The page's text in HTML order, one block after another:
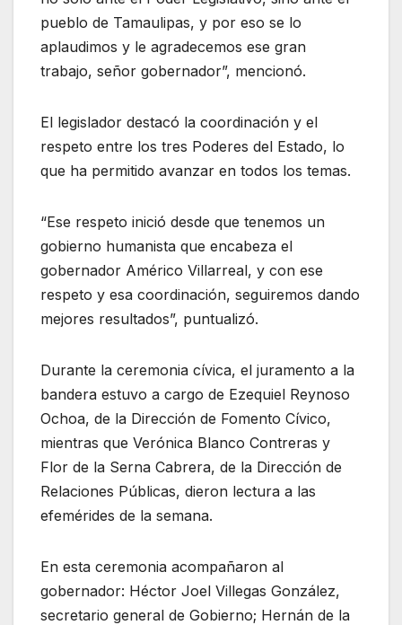
pueblo de Tamaulipas, y por eso se lo
aplaudimos y le agradecemos ese gran
trabajo, señor gobernador”, mencionó.
El legislador destacó la coordinación y el
respeto entre los tres Poderes del Estado, lo
que ha permitido avanzar en todos los temas.
“Ese respeto inició desde que tenemos un
gobierno humanista que encabeza el
gobernador Américo Villarreal, y con ese
respeto y esa coordinación, seguiremos dando
mejores resultados”, puntualizó.
Durante la ceremonia cívica, el juramento a la
bandera estuvo a cargo de Ezequiel Reynoso
Ochoa, de la Dirección de Fomento Cívico,
mientras que Verónica Blanco Contreras y
Flor de la Serna Cabrera, de la Dirección de
Relaciones Públicas, dieron lectura a las
efemérides de la semana.
En esta ceremonia acompañaron al
gobernador: Héctor Joel Villegas González,
secretario general de Gobierno; Hernán de la